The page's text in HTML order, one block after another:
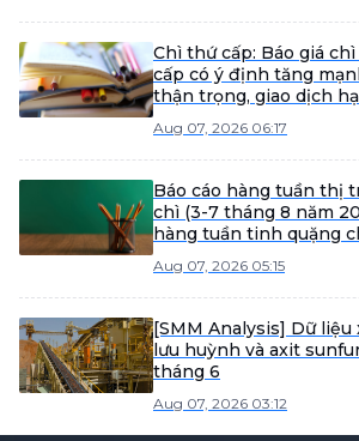
Chì thứ cấp: Báo giá
cấp có ý định tăng
thận trọng, giao dịch
Aug 07, 2026 06:17
Báo cáo hàng tuần thị
chì (3-7 tháng 8 năm
hàng tuần tinh quặng
Aug 07, 2026 05:15
[SMM Analysis] Dữ
lưu huỳnh và axit
tháng 6
Aug 07, 2026 03:12